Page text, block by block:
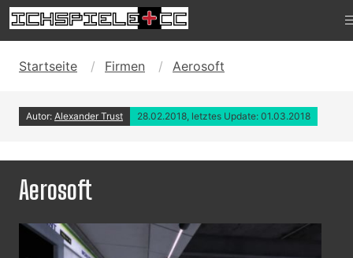
Startseite Firmen Aerosoft
Autor: Alexander Trust 28.02.2018, letztes Update: 01.03.2018
Aerosoft